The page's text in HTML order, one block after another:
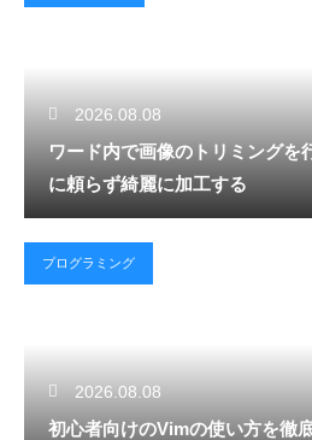
2026.08.08
ワード内で画像のトリミングを
に頼らず綺麗に加工する
プログラミング
2026.08.08
初心者向けのVimの使い方を徹